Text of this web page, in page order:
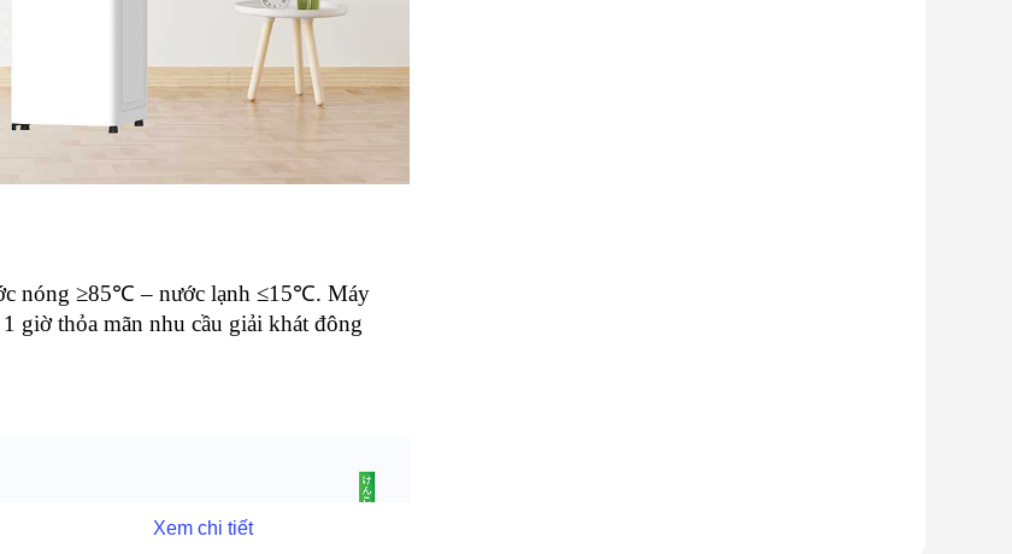
nóng ≥85℃ – nước lạnh ≤15℃. Máy
giờ thỏa mãn nhu cầu giải khát đông
Xem chi tiết